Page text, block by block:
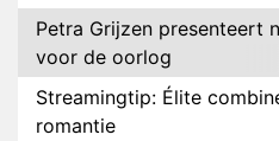
Petra Grijzen presenteert
voor de oorlog
Streamingtip: Élite
romantie